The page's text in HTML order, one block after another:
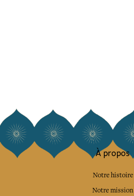
À propos
Notre histoire
Notre mission